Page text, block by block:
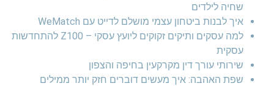
שחיה לילדים
איך לבנות ביטחון עצמי מושלם לדייט עם WeMatch
למה עסקים ותיקים זקוקים ליועץ עסקי – Z100 להתחדשות
עסקית
שירותי עורך דין מקרקעין בחיפה והצפון
שפת האהבה: איך מעשים דוברים חזק יותר ממילים